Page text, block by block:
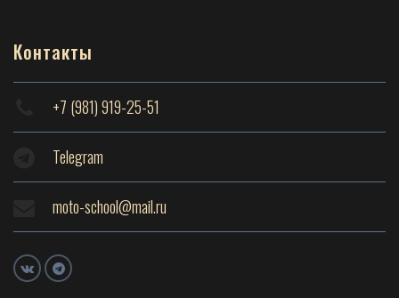
Контакты
+7 (981) 919-25-51
Telegram
moto-school@mail.ru